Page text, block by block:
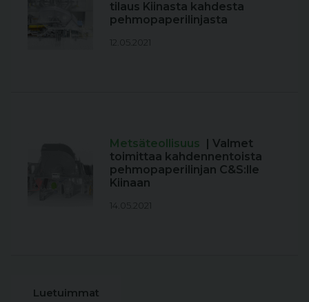
tilaus Kiinasta kahdesta
pehmopaperilinjasta
12.05.2021
Metsäteollisuus | Valmet
toimittaa kahdennentoista
pehmopaperilinjan C&S:lle
Kiinaan
14.05.2021
Luetuimmat